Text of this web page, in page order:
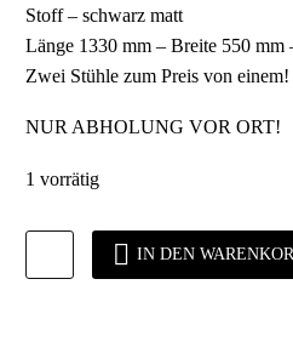
Stoff – schwarz matt
Länge 1330 mm – Breite 550 mm
Zwei Stühle zum Preis von einem!
NUR ABHOLUNG VOR ORT!
1 vorrätig
im
IN DEN